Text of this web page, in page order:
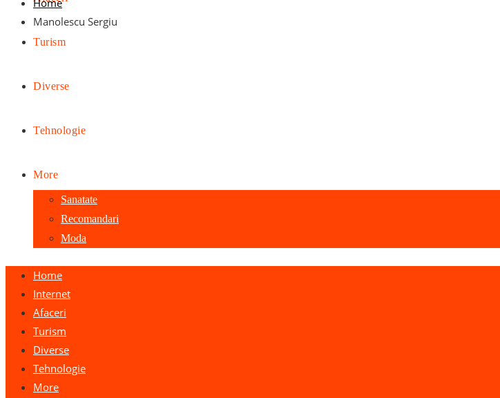
Turism
Diverse
Tehnologie
More
Sanatate
Recomandari
Moda
Home
Internet
Afaceri
Turism
Diverse
Tehnologie
More
Manolescu Sergiu